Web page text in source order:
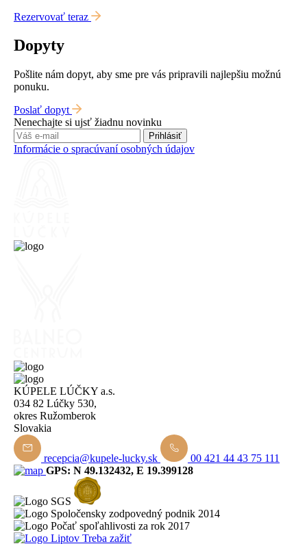
Rezervovať teraz
Dopyty
Pošlite nám dopyt, aby sme pre vás pripravili najlepšiu možnú
ponuku.
Poslať dopyt
Nenechajte si ujsť žiadnu novinku
Prihlásiť
Informácie o spracúvaní osobných údajov
KÚPELE LÚČKY a.s.
034 82 Lúčky 530,
okres Ružomberok
Slovakia
recepcia@kupele-lucky.sk
00 421 44 43 75 111
GPS: N 49.132432, E 19.399128